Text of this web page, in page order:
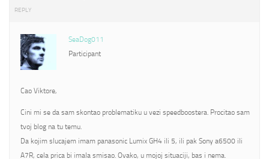
REPLY
SeaDog011
Participant
Cao Viktore,
Cini mi se da sam skontao problematiku u vezi speedboostera. Procitao sam
tvoj blog na tu temu.
Da kojim slucajem imam panasonic Lumix GH4 ili 5, ili pak Sony a6500 ili
A7R, cela prica bi imala smisao. Ovako, u mojoj situaciji, bas i nema.